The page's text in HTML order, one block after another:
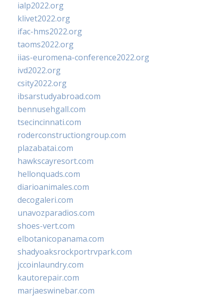
ialp2022.org
klivet2022.org
ifac-hms2022.org
taoms2022.org
iias-euromena-conference2022.org
ivd2022.org
csity2022.org
ibsarstudyabroad.com
bennusehgall.com
tsecincinnati.com
roderconstructiongroup.com
plazabatai.com
hawkscayresort.com
hellonquads.com
diarioanimales.com
decogaleri.com
unavozparadios.com
shoes-vert.com
elbotanicopanama.com
shadyoaksrockportrvpark.com
jccoinlaundry.com
kautorepair.com
marjaeswinebar.com